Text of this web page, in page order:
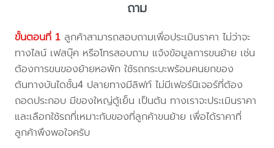
ถาม
ขั้นตอนที่ 1 ลูกค้าสามารถสอบถามเพื่อประเมินราคา ไม่ว่าจะ
ทางไลน์ เฟสบุ๊ค หรือโทรสอบถาม แจ้งข้อมูลการขนย้าย เช่น
ต้องการขนของย้ายหอพัก ใช้รถกระบะพร้อมคนยกของ
ต้นทางบันไดชั้น4 ปลายทางมีลิฟท์ ไม่มีเฟอร์นิเจอร์ที่ต้อง
ถอดประกอบ มีของใหญ่ตู้เย็น เป็นต้น ทางเราจะประเมินราคา
และเลือกใช้รถที่เหมาะกับของที่ลูกค้าขนย้าย เพื่อได้ราคาที่
ลูกค้าพึงพอใจครับ